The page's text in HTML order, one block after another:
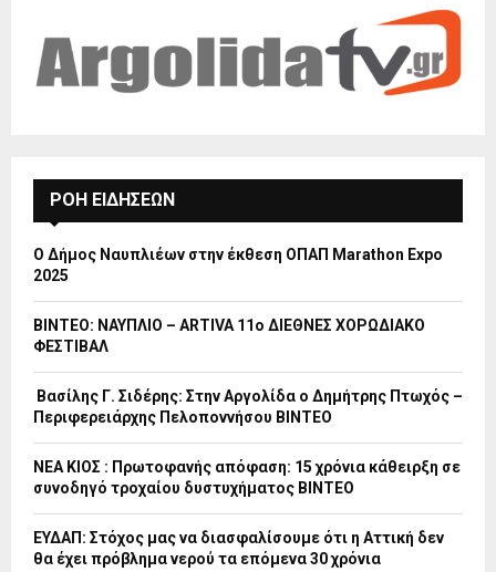
ΡΟΗ ΕΙΔΗΣΕΩΝ
Ο Δήμος Ναυπλιέων στην έκθεση ΟΠΑΠ Marathon Expo
2025
ΒΙΝΤΕΟ: ΝΑΥΠΛΙΟ – ARTIVA 11ο ΔΙΕΘΝΕΣ ΧΟΡΩΔΙΑΚΟ
ΦΕΣΤΙΒΑΛ
Βασίλης Γ. Σιδέρης: Στην Αργολίδα ο Δημήτρης Πτωχός –
Περιφερειάρχης Πελοποννήσου ΒΙΝΤΕΟ
ΝΕΑ ΚΙΟΣ : Πρωτοφανής απόφαση: 15 χρόνια κάθειρξη σε
συνοδηγό τροχαίου δυστυχήματος ΒΙΝΤΕΟ
ΕΥΔΑΠ: Στόχος μας να διασφαλίσουμε ότι η Αττική δεν
θα έχει πρόβλημα νερού τα επόμενα 30 χρόνια